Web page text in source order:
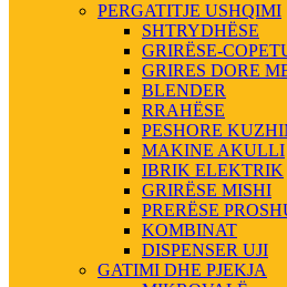
PERGATITJE USHQIMI
SHTRYDHËSE
GRIRËSE-
GRIRES DORE
BLENDER
RRAHËSE
PESHORE
MAKINE AKULLI
IBRIK ELEKTRIK
GRIRËSE MISHI
PRERËSE
KOMBINAT
DISPENSER UJI
GATIMI DHE PJEKJA